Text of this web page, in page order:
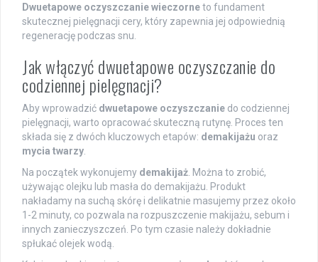
Dwuetapowe oczyszczanie wieczorneto fundament
skutecznej pielęgnacji cery, który zapewnia jej odpowiednią
regenerację podczas snu.
Jak włączyć dwuetapowe oczyszczanie do
codziennej pielęgnacji?
Aby wprowadzić dwuetapowe oczyszczanie do codziennej
pielęgnacji, warto opracować skuteczną rutynę. Proces ten
składa się z dwóch kluczowych etapów: demakijażu oraz
mycia twarzy
Na początek wykonujemy demakijaż . Można to zrobić,
używając olejku lub masła do demakijażu. Produkt
nakładamy na suchą skórę i delikatnie masujemy przez około
1-2 minuty, co pozwala na rozpuszczenie makijażu, sebum i
innych zanieczyszczeń. Po tym czasie należy dokładnie
spłukać olejek wodą.